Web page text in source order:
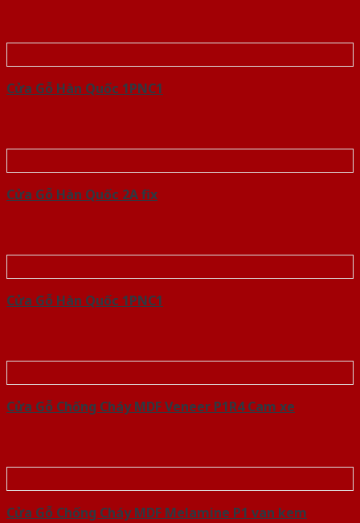
Cửa Gỗ Hàn Quốc 1PNC1
Cửa Gỗ Hàn Quốc 2A fix
Cửa Gỗ Hàn Quốc 1PNC1
Cửa Gỗ Chống Cháy MDF Veneer P1R4 Cam xe
Cửa Gỗ Chống Cháy MDF Melamine P1 van kem